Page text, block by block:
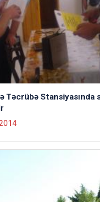
Təcrübə Stansiyasında